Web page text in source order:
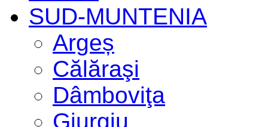
SUD-MUNTENIA
Argeș
Călăraşi
Dâmboviţa
Giurgiu